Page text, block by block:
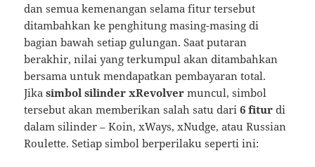
dan semua kemenangan selama fitur tersebut
ditambahkan ke penghitung masing-masing di
bagian bawah setiap gulungan. Saat putaran
berakhir, nilai yang terkumpul akan ditambahkan
bersama untuk mendapatkan pembayaran total.
Jikasimbol silinder xRevolver muncul, simbol
tersebut akan memberikan salah satu dari6 fitur di
dalam silinder – Koin, xWays, xNudge, atau Russian
Roulette. Setiap simbol berperilaku seperti ini: